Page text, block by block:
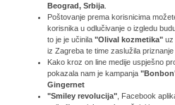
Beograd, Srbija
Poštovanje prema korisnicima
korisnika u odlučivanje o izgledu
to je je učinila "Olival kozmetika" uz
iz Zagreba te time zaslužila
Kako kroz on line medije uspješno
pokazala nam je kampanja
Gingernet
"Smiley revolucija" , Facebook